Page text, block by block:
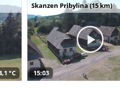
°C
Skanzen Pribylina (15 km)
15:03